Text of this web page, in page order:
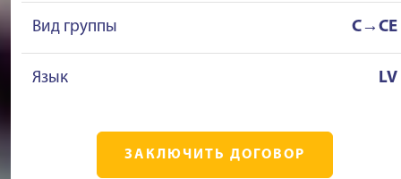
Вид группы C→CE
Язык LV
ЗАКЛЮЧИТЬ ДОГОВОР